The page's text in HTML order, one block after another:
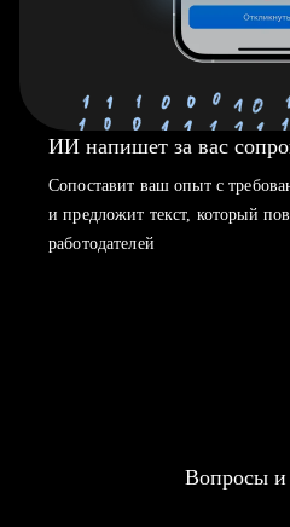
ИИ напишет за вас
Сопоставит ваш опыт с
и предложит текст, который
работодателей
Вопросы и